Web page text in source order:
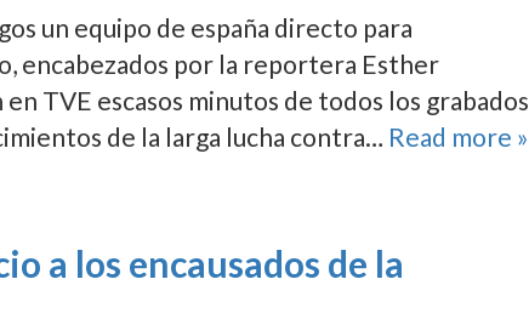
un equipo de españa directo para
encabezados por la reportera Esther
TVE escasos minutos de todos los grabados
de la larga lucha contra… Read more »
a los encausados de la